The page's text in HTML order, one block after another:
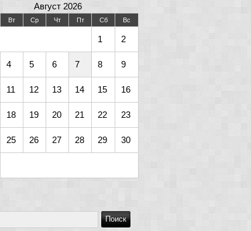
Август 2026
Вт Ср Чт Пт Сб Вс
1 2
4 5 6 7 8 9
11 12 13 14 15 16
18 19 20 21 22 23
25 26 27 28 29 30